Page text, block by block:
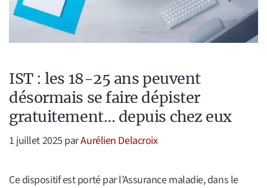
IST : les 18-25 ans peuvent
désormais se faire dépister
gratuitement… depuis chez eux
1 juillet 2025 parAurélien Delacroix
Ce dispositif est porté par l’Assurance maladie, dans le